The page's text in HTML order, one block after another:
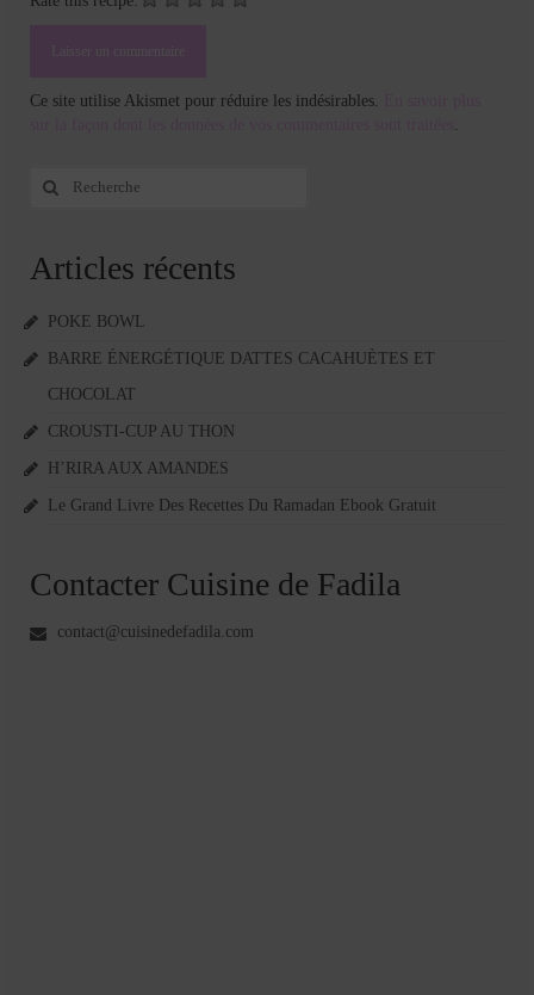
Ce site utilise Akismet pour réduire les indésirables.
Rechercher
Articles récents
POKE BOWL
BARRE ÉNERGÉTIQUE DATTES CACAHUÈTES ET
CHOCOLAT
CROUSTI-CUP AU THON
H’RIRA AUX AMANDES
Le Grand Livre Des Recettes Du Ramadan Ebook Gratuit
Contacter Cuisine de Fadila
contact@cuisinedefadila.com